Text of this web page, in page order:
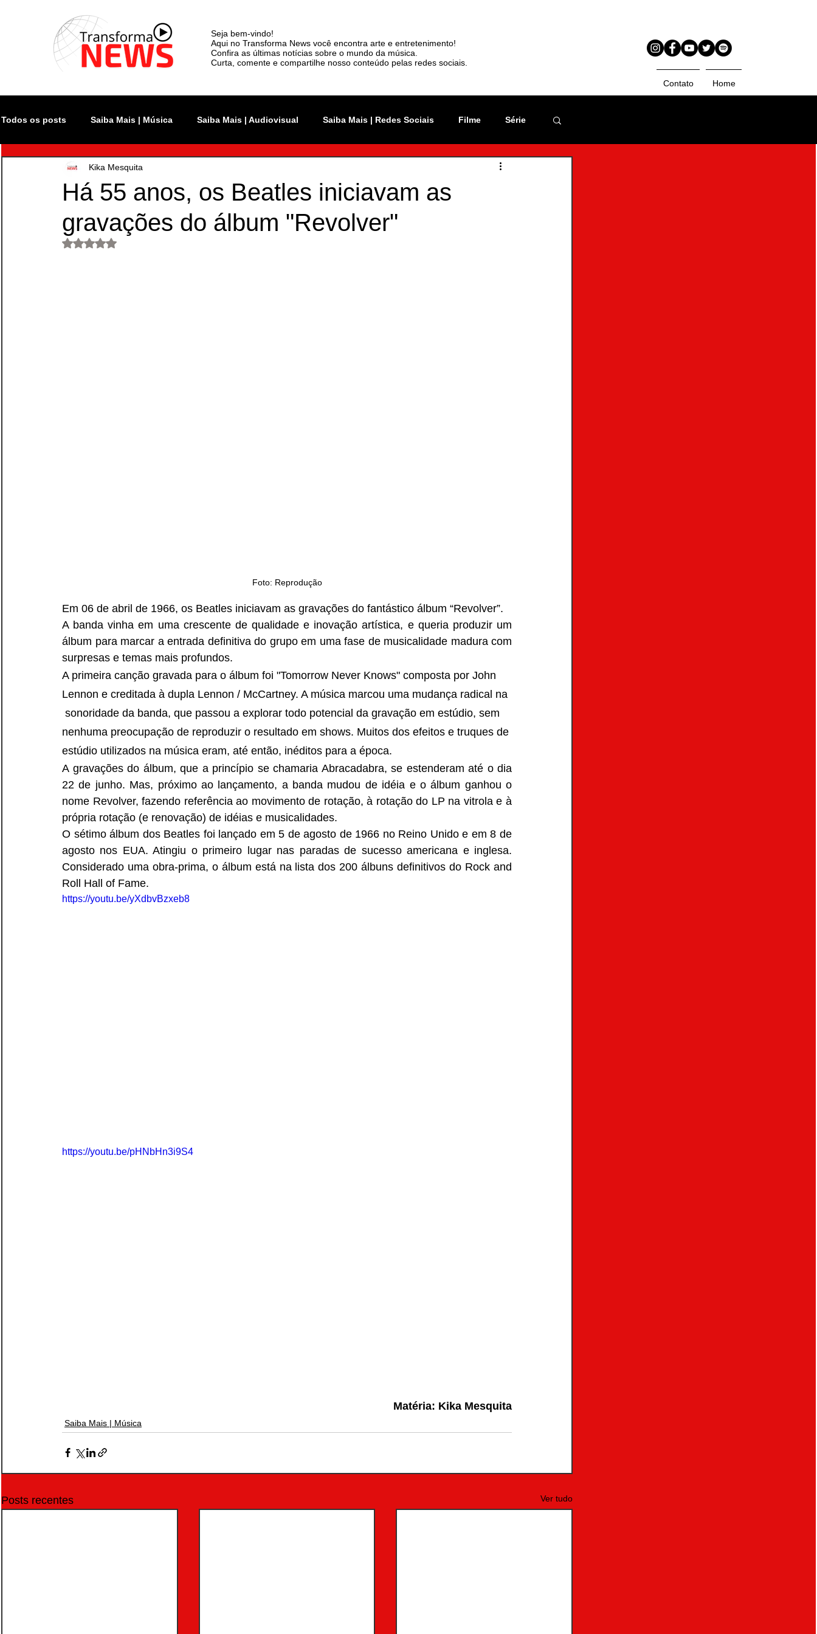
Seja bem-vindo!
Aqui no Transforma News você encontra arte e entretenimento!
Confira as últimas notícias sobre o mundo da música.
Curta, comente e compartilhe nosso conteúdo pelas redes sociais.
Contato Home
Todos os posts Saiba Mais | Música Saiba Mais | Audiovisual Saiba Mais | Redes Sociais Filme Série
Atualidade Rock In Rio
Monsters of Rock SP The Town Lollapalooza Brasil News Viralizou
Há 55 anos, os Beatles iniciavam as
gravações do álbum "Revolver"
Kika Mesquita
Avaliado com NaN de 5 estrelas.
Foto: Reprodução
Em 06 de abril de 1966, os Beatles iniciavam as gravações do fantástico álbum “Revolver”.
A banda vinha em uma crescente de qualidade e inovação artística, e queria produzir um
álbum para marcar a entrada definitiva do grupo em uma fase de musicalidade madura com
surpresas e temas mais profundos.
A primeira canção gravada para o álbum foi "Tomorrow Never Knows" composta por John
Lennon e creditada à dupla Lennon / McCartney. A música marcou uma mudança radical na
sonoridade da banda, que passou a explorar todo potencial da gravação em estúdio, sem
nenhuma preocupação de reproduzir o resultado em shows. Muitos dos efeitos e truques de
estúdio utilizados na música eram, até então, inéditos para a época.
A gravações do álbum, que a princípio se chamaria Abracadabra, se estenderam até o dia
22 de junho. Mas, próximo ao lançamento, a banda mudou de idéia e o álbum ganhou o
nome Revolver, fazendo referência ao movimento de rotação, à rotação do LP na vitrola e à
própria rotação (e renovação) de idéias e musicalidades.
O sétimo álbum dos Beatles foi lançado em 5 de agosto de 1966 no Reino Unido e em 8 de
agosto nos EUA. Atingiu o primeiro lugar nas paradas de sucesso americana e inglesa.
Considerado uma obra-prima, o álbum está na lista dos 200 álbuns definitivos do Rock and
Roll Hall of Fame.
https://youtu.be/yXdbvBzxeb8
https://youtu.be/pHNbHn3i9S4
Matéria: Kika Mesquita
Saiba Mais | Música
Posts recentes Ver tudo